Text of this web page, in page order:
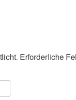
Erforderliche